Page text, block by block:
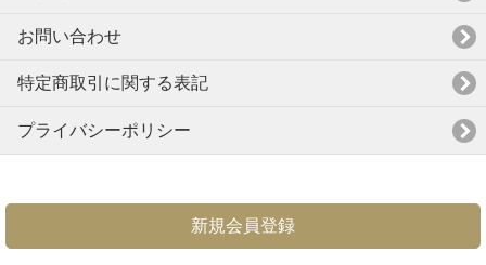
お問い合わせ
特定商取引に関する表記
プライバシーポリシー
新規会員登録